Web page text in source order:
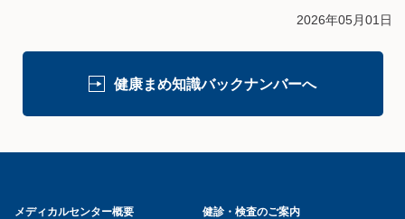
2026年05月01日
健康まめ知識バックナンバーへ
メディカルセンター概要
健診・検査のご案内